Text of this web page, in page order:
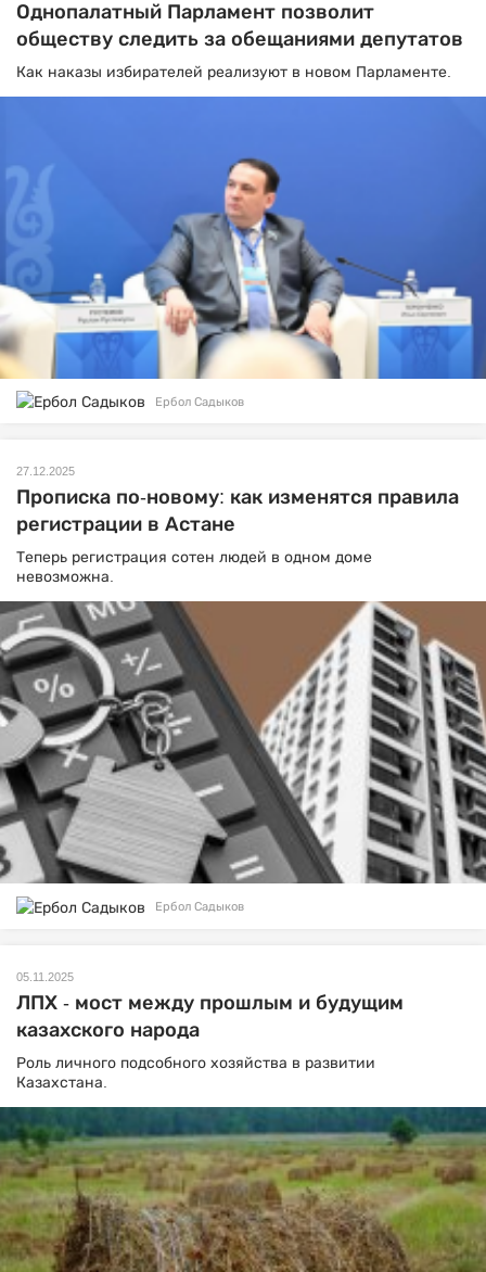
Однопалатный Парламент позволит
обществу следить за обещаниями депутатов
Как наказы избирателей реализуют в новом Парламенте.
Ербол Садыков
27.12.2025
Прописка по-новому: как изменятся правила
регистрации в Астане
Теперь регистрация сотен людей в одном доме
невозможна.
Ербол Садыков
05.11.2025
ЛПХ - мост между прошлым и будущим
казахского народа
Роль личного подсобного хозяйства в развитии
Казахстана.